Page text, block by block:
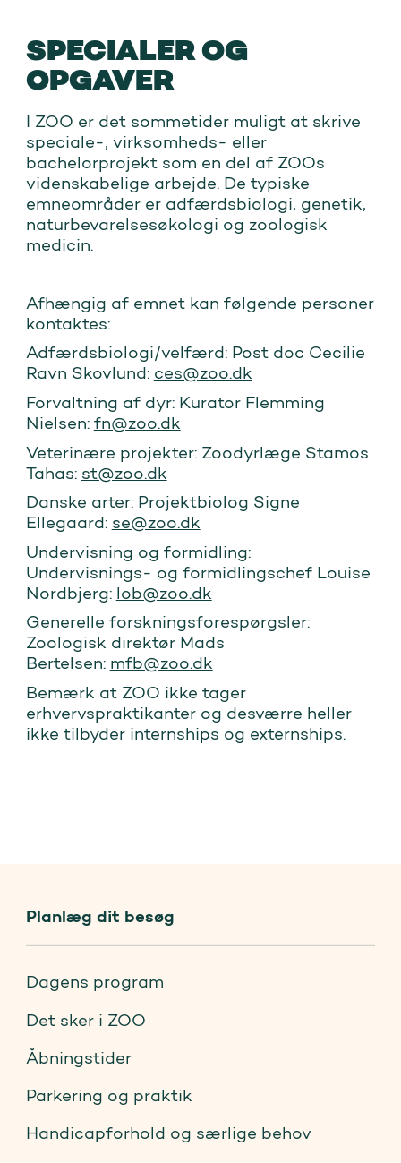
SPECIALER OG
OPGAVER
I ZOO er det sommetider muligt at skrive
speciale-, virksomheds- eller
bachelorprojekt som en del af ZOOs
videnskabelige arbejde. De typiske
emneområder er adfærdsbiologi, genetik,
naturbevarelsesøkologi og zoologisk
medicin.
Afhængig af emnet kan følgende personer
kontaktes:
Adfærdsbiologi/velfærd: Post doc Cecilie
Ravn Skovlund: ces@zoo.dk
Forvaltning af dyr: Kurator Flemming
Nielsen: fn@zoo.dk
Veterinære projekter: Zoodyrlæge Stamos
Tahas: st@zoo.dk
Danske arter: Projektbiolog Signe
Ellegaard: se@zoo.dk
Undervisning og formidling:
Undervisnings- og formidlingschef Louise
Nordbjerg: lob@zoo.dk
Generelle forskningsforespørgsler:
Zoologisk direktør Mads
Bertelsen: mfb@zoo.dk
Bemærk at ZOO ikke tager
erhvervspraktikanter og desværre heller
ikke tilbyder internships og externships.
Planlæg dit besøg
Dagens program
Det sker i ZOO
Åbningstider
Parkering og praktik
Handicapforhold og særlige behov